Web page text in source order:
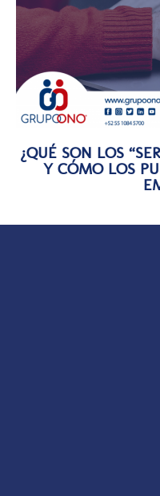
¿QUÉ SON LOS
Y CÓMO LOS